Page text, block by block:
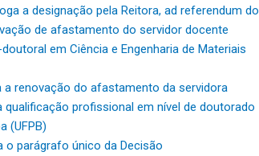
a designação pela Reitora, ad referendum do
de afastamento do servidor docente
em Ciência e Engenharia de Materiais
a renovação do afastamento da servidora
qualificação profissional em nível de doutorado
(UFPB)
o parágrafo único da Decisão